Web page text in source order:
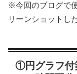
※今回のブログで
リーンショットし
①円グラフ付